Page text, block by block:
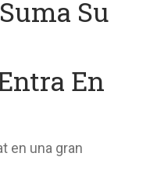
Su
En
en una gran